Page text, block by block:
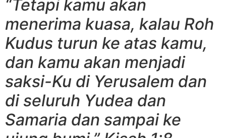
“Tetapi kamu akan
menerima kuasa, kalau Roh
Kudus turun ke atas kamu,
dan kamu akan menjadi
saksi-Ku di Yerusalem dan
di seluruh Yudea dan
Samaria dan sampai ke